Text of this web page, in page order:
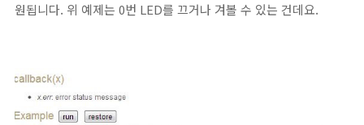
원됩니다. 위 예제는 0번 LED를 끄거나 겨볼 수 있는 건데요.